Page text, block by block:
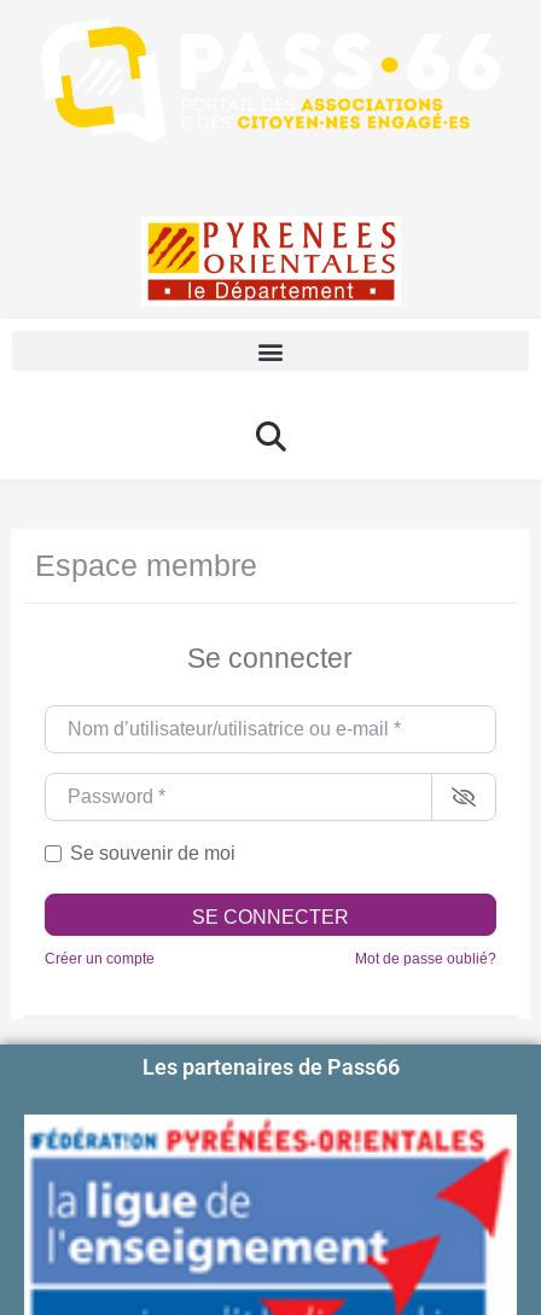
Espace membre
Se connecter
Nom d’utilisateur/utilisatrice ou e-mail
Password
Se souvenir de moi
SE CONNECTER
Créer un compte Mot de passe oublié?
Les partenaires de Pass66